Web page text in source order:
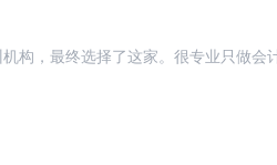
构，最终选择了这家。很专业只做会
都会耐心的解答。第一遍没听懂，还
位，然后自我觉得职业遇到了瓶颈，